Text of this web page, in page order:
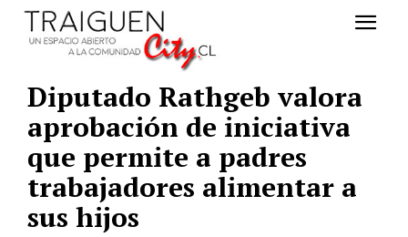
Diputado Rathgeb valora
aprobación de iniciativa
que permite a padres
trabajadores alimentar a
sus hijos